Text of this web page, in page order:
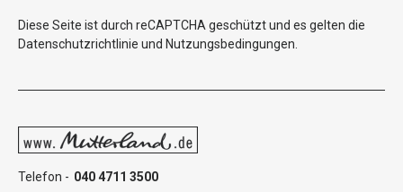
Diese Seite ist durch reCAPTCHA geschützt und es gelten die
Datenschutzrichtlinie und Nutzungsbedingungen
Telefon - 040 4711 3500